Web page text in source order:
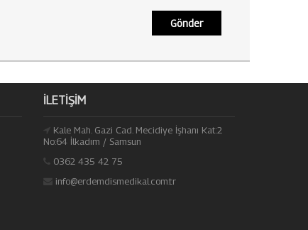
Gönder
İLETIŞIM
Kale Mah. Gazi Cad. Mecidiye İşhanı Kat:2
No:64 İlkadım / Samsun
0362 435 42 75
info@erdemdismedikal.com.tr